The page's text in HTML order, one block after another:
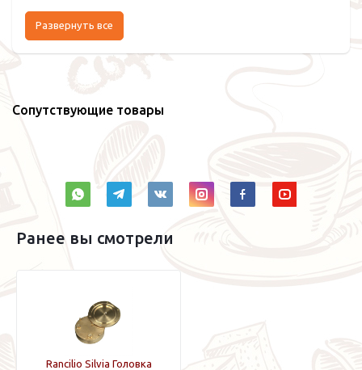
Развернуть все
Сопутствующие товары
Ранее вы смотрели
Rancilio Silvia Головка